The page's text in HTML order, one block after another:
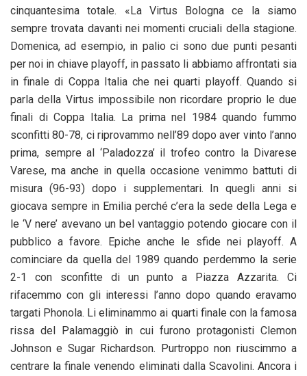
cinquantesima totale. «La Virtus Bologna ce la siamo
sempre trovata davanti nei momenti cruciali della stagione.
Domenica, ad esempio, in palio ci sono due punti pesanti
per noi in chiave playoff, in passato li abbiamo affrontati sia
in finale di Coppa Italia che nei quarti playoff. Quando si
parla della Virtus impossibile non ricordare proprio le due
finali di Coppa Italia. La prima nel 1984 quando fummo
sconfitti 80-78, ci riprovammo nell’89 dopo aver vinto l’anno
prima, sempre al ‘Paladozza’ il trofeo contro la Divarese
Varese, ma anche in quella occasione venimmo battuti di
misura (96-93) dopo i supplementari. In quegli anni si
giocava sempre in Emilia perché c’era la sede della Lega e
le ‘V nere’ avevano un bel vantaggio potendo giocare con il
pubblico a favore. Epiche anche le sfide nei playoff. A
cominciare da quella del 1989 quando perdemmo la serie
2-1 con sconfitte di un punto a Piazza Azzarita. Ci
rifacemmo con gli interessi l’anno dopo quando eravamo
targati Phonola. Li eliminammo ai quarti finale con la famosa
rissa del Palamaggiò in cui furono protagonisti Clemon
Johnson e Sugar Richardson. Purtroppo non riuscimmo a
centrare la finale venendo eliminati dalla Scavolini. Ancora i